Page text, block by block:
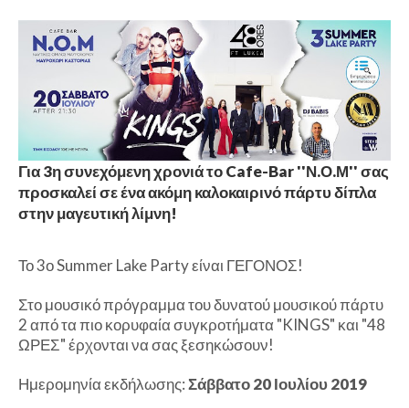
Για 3η συνεχόμενη χρονιά το Cafe-Bar ''Ν.Ο.Μ'' σας
προσκαλεί σε ένα ακόμη καλοκαιρινό πάρτυ δίπλα
στην μαγευτική λίμνη!
Το 3ο Summer Lake Party είναι ΓΕΓΟΝΟΣ!
Στο μουσικό πρόγραμμα του δυνατού μουσικού πάρτυ
2 από τα πιο κορυφαία συγκροτήματα "KINGS" και "48
ΩΡΕΣ" έρχονται να σας ξεσηκώσουν!
Ημερομηνία εκδήλωσης:Σάββατο 20 Ιουλίου 2019